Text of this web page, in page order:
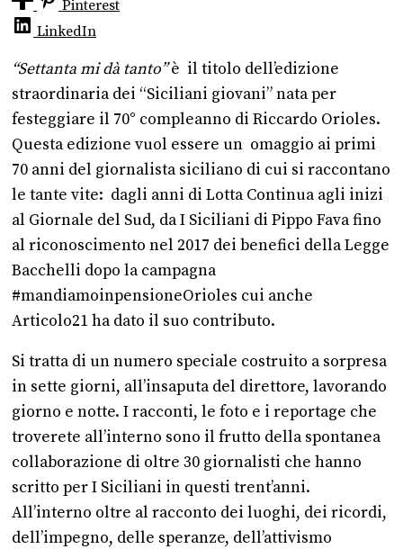
Pinterest
LinkedIn
“Settanta mi dà tanto”è il titolo dell’edizione
straordinaria dei “Siciliani giovani” nata per
festeggiare il 70° compleanno di Riccardo Orioles.
Questa edizione vuol essere un omaggio ai primi
70 anni del giornalista siciliano di cui si raccontano
le tante vite: dagli anni di Lotta Continua agli inizi
al Giornale del Sud, da I Siciliani di Pippo Fava fino
al riconoscimento nel 2017 dei benefici della Legge
Bacchelli dopo la campagna
#mandiamoinpensioneOrioles cui anche
Articolo21 ha dato il suo contributo.
Si tratta di un numero speciale costruito a sorpresa
in sette giorni, all’insaputa del direttore, lavorando
giorno e notte. I racconti, le foto e i reportage che
troverete all’interno sono il frutto della spontanea
collaborazione di oltre 30 giornalisti che hanno
scritto per I Siciliani in questi trent’anni.
All’interno oltre al racconto dei luoghi, dei ricordi,
dell’impegno, delle speranze, dell’attivismo